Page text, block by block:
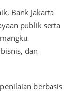
Bank Jakarta
publik serta
dan
berbasis